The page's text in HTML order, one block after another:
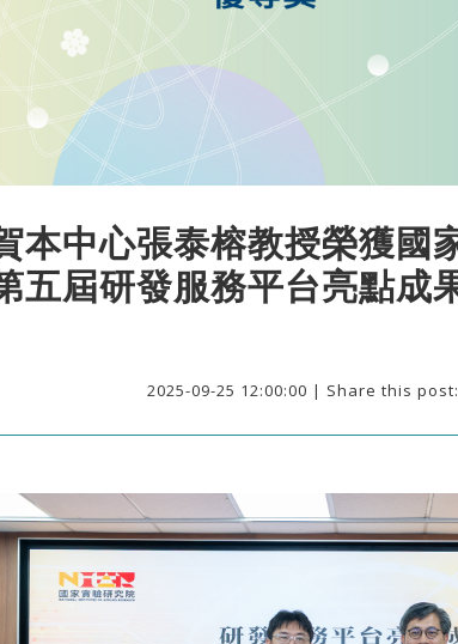
本中心張泰榕教授榮獲國
五屆研發服務平台亮點成
2025-09-25 12:00:00 | Share this post: